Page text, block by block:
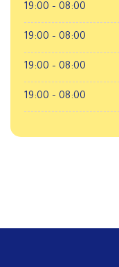
08:00 – 19:00
08:00 – 19:00
08:00 – 19:00
08:00 – 19:00